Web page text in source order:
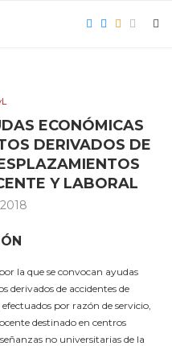
ECONÓMICAS
DERIVADOS DE
Y LABORAL
la que se convocan ayudas
derivados de accidentes de
por razón de servicio,
destinado en centros
no universitarias de la